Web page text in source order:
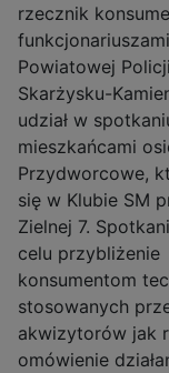
rzecznik
Powiatowej
Skarżysku-
udział w
mieszkańcami
Przydworcowe,
się w Klubie SM
Zielnej 7.
celu przybliżenie
konsumentom
stosowanych
akwizytorów jak
omówienie